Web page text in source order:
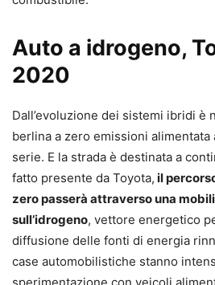
Auto a idrogeno,
2020
Dall’evoluzione dei sistemi ibridi è
berlina a zero emissioni
serie. E la strada è destinata a
fatto presente da Toyota, il
zero passerà attraverso una
sull’idrogeno, vettore energetico
diffusione delle fonti di energia
case automobilistiche stanno